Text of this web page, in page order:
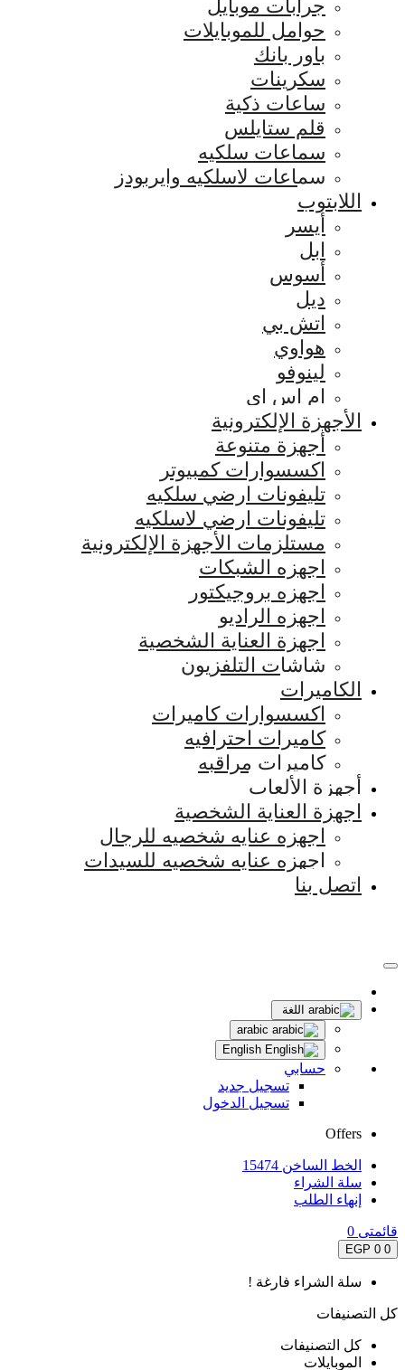
جرابات موبايل
حوامل للموبايلات
باور بانك
سكرينات
ساعات ذكية
قلم ستايلس
سماعات سلكيه
سماعات لاسلكيه وايربودز
اللابتوب
أيسر
ابل
أسوس
ديل
اتش بي
هواوي
لينوفو
ام اس اي
الأجهزة الإلكترونية
أجهزة متنوعة
اكسسوارات كمبيوتر
تليفونات ارضي سلكيه
تليفونات ارضي لاسلكيه
مستلزمات الأجهزة الإلكترونية
اجهزه الشبكات
اجهزه بروجيكتور
اجهزه الراديو
اجهزة العناية الشخصية
شاشات التلفزيون
الكاميرات
اكسسوارات كاميرات
كاميرات احترافيه
كاميرات مراقبه
أجهزة الألعاب
اجهزة العناية الشخصية
اجهزه عنايه شخصيه للرجال
اجهزه عنايه شخصيه للسيدات
اتصل بنا
اللغة
حسابي
تسجيل جديد
تسجيل الدخول
Offers
الخط الساخن 15474
سلة الشراء
إنهاء الطلب
قائمتى 0
0
0 EGP
سلة الشراء فارغة !
كل التصنيفات
كل التصنيفات
الموبايلات